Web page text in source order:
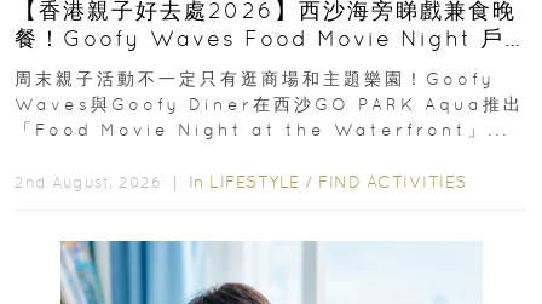
【香港親子好去處2026】西沙海旁睇戲兼食晚
餐！Goofy Waves Food Movie Night 戶
外影院逢週末登場
周末親子活動不一定只有逛商場和主題樂園！Goofy
Waves與Goofy Diner在西沙GO PARK Aqua推出
「Food Movie Night at the Waterfront」...
2nd August, 2026 ｜ In LIFESTYLE / FIND ACTIVITIES